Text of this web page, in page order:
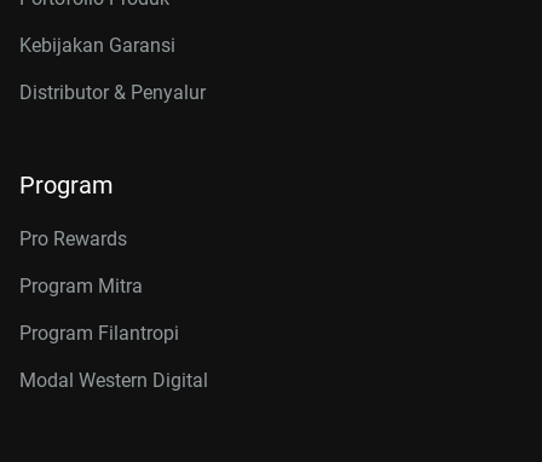
Kebijakan Garansi
Distributor & Penyalur
Program
Pro Rewards
Program Mitra
Program Filantropi
Modal Western Digital